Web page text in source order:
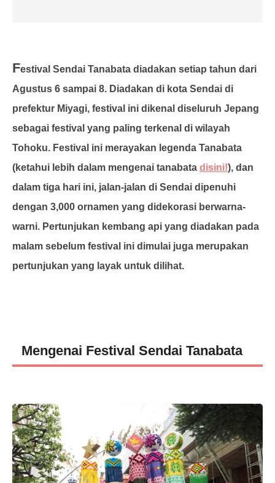
Festival Sendai Tanabata diadakan setiap tahun dari
Agustus 6 sampai 8. Diadakan di kota Sendai di
prefektur Miyagi, festival ini dikenal diseluruh Jepang
sebagai festival yang paling terkenal di wilayah
Tohoku. Festival ini merayakan legenda Tanabata
(ketahui lebih dalam mengenai tanabata disini!), dan
dalam tiga hari ini, jalan-jalan di Sendai dipenuhi
dengan 3,000 ornamen yang didekorasi berwarna-
warni. Pertunjukan kembang api yang diadakan pada
malam sebelum festival ini dimulai juga merupakan
pertunjukan yang layak untuk dilihat.
Mengenai Festival Sendai Tanabata